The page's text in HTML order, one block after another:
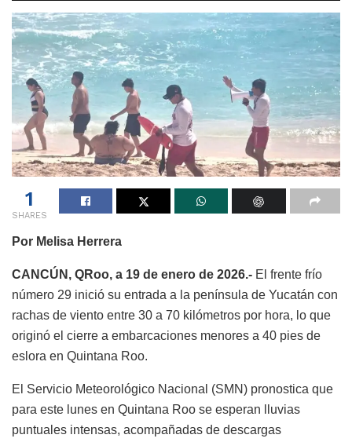
1
SHARES
Por Melisa Herrera
CANCÚN, QRoo, a 19 de enero de 2026.- El frente frío
número 29 inició su entrada a la península de Yucatán con
rachas de viento entre 30 a 70 kilómetros por hora, lo que
originó el cierre a embarcaciones menores a 40 pies de
eslora en Quintana Roo.
El Servicio Meteorológico Nacional (SMN) pronostica que
para este lunes en Quintana Roo se esperan lluvias
puntuales intensas, acompañadas de descargas